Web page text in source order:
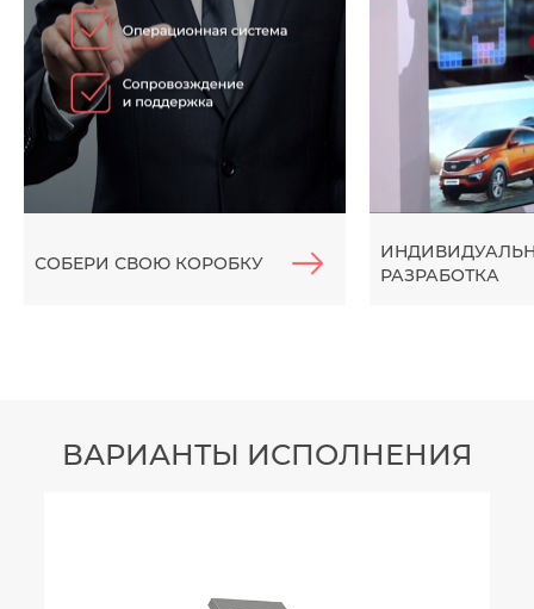
СОБЕРИ СВОЮ КОРОБКУ
РАЗРАБОТКА
ВАРИАНТЫ ИСПОЛНЕНИЯ